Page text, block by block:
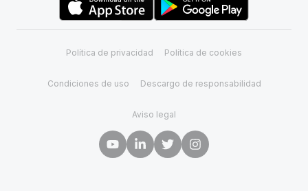
Política de privacidad Política de cookies
Condiciones de uso Descargo de responsabilidad
Aviso legal